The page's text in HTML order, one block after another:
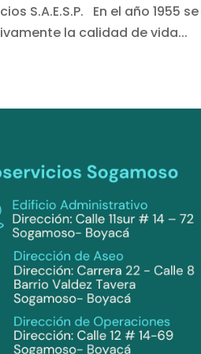
S.A.E.S.P. En el año 1955
la calidad de vida...